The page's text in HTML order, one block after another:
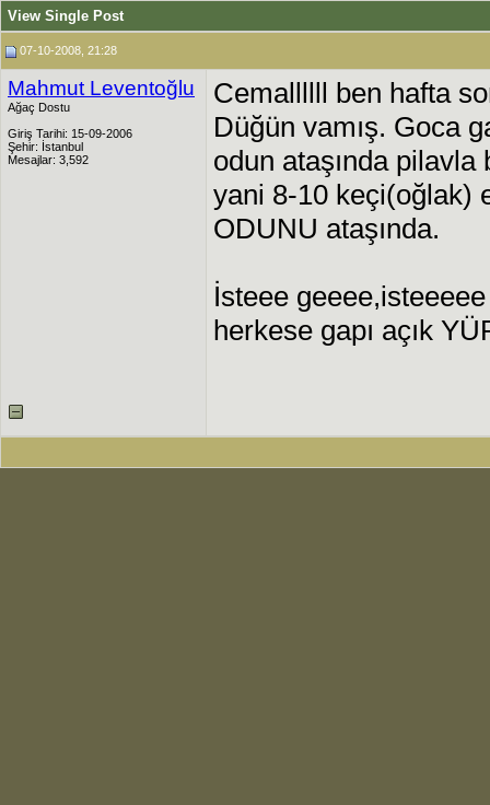
View Single Post
07-10-2008, 21:28
Mahmut Leventoğlu
Ağaç Dostu
Giriş Tarihi: 15-09-2006
Şehir: İstanbul
Mesajlar: 3,592
Cemallllll ben hafta
Düğün vamış. Goca
odun ataşında
yani 8-10 keçi(oğlak)
ODUNU ataşında.
İsteee
herkese gapı açık